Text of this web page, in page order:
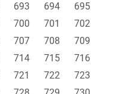
693 694
695
700 701
702
707 708
709
714 715
716
721 722
723